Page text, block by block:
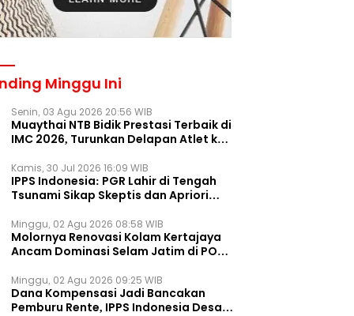
Minggu Ini
Senin, 03 Agu 2026 20:56 WIB
Muaythai NTB Bidik Prestasi Terbaik di
IMC 2026, Turunkan Delapan Atlet ke
Kamis, 30 Jul 2026 16:09 WIB
IPPS Indonesia: PGR Lahir di Tengah
Tsunami Sikap Skeptis dan Apriori
Minggu, 02 Agu 2026 08:58 WIB
Molornya Renovasi Kolam Kertajaya
Ancam Dominasi Selam Jatim di PON
Minggu, 02 Agu 2026 09:25 WIB
Dana Kompensasi Jadi Bancakan
Pemburu Rente, IPPS Indonesia Desak